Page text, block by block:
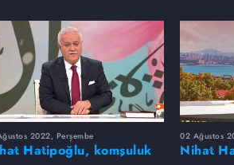
2022, Perşembe
Hatipoğlu, komşuluk
02 Ağustos
Nihat